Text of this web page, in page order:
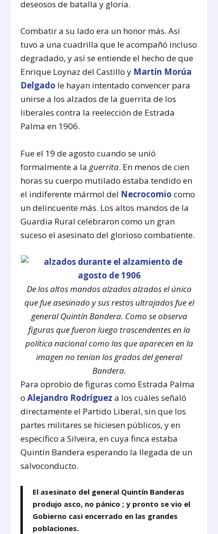
deseosos de batalla y gloria.
Combatir a su lado era un honor más. Así
tuvo a una cuadrilla que le acompañó incluso
degradado, y así se entiende el hecho de que
Enrique Loynaz del Castillo y Martín Morúa
Delgado le hayan intentado convencer para
unirse a los alzados de la guerrita de los
liberales contra la reelección de Estrada
Palma en 1906.
Fue el 19 de agosto cuando se unió
formalmente a la guerrita. En menos de cien
horas su cuerpo mutilado estaba tendido en
el indiferente mármol del Necrocomiocomo
un delincuente más. Los altos mandos de la
Guardia Rural celebraron como un gran
suceso el asesinato del glorioso combatiente.
De los altos mandos alzados alzados el único
que fue asesinado y sus restos ultrajados fue el
general Quintín Bandera. Como se observa
figuras que fueron luego trascendentes en la
política nacional como las que aparecen en la
imagen no tenían los grados del general
Bandera.
Para oprobio de figuras como Estrada Palma
oAlejandro Rodríguez a los cuáles señaló
directamente el Partido Liberal, sin que los
partes militares se hiciesen públicos, y en
específico a Silveira, en cuya finca estaba
Quintín Bandera esperando la llegada de un
salvoconducto.
El asesinato del general Quintín Banderas
produjo asco, no pánico ; y pronto se vio el
Gobierno casi encerrado en las grandes
poblaciones.